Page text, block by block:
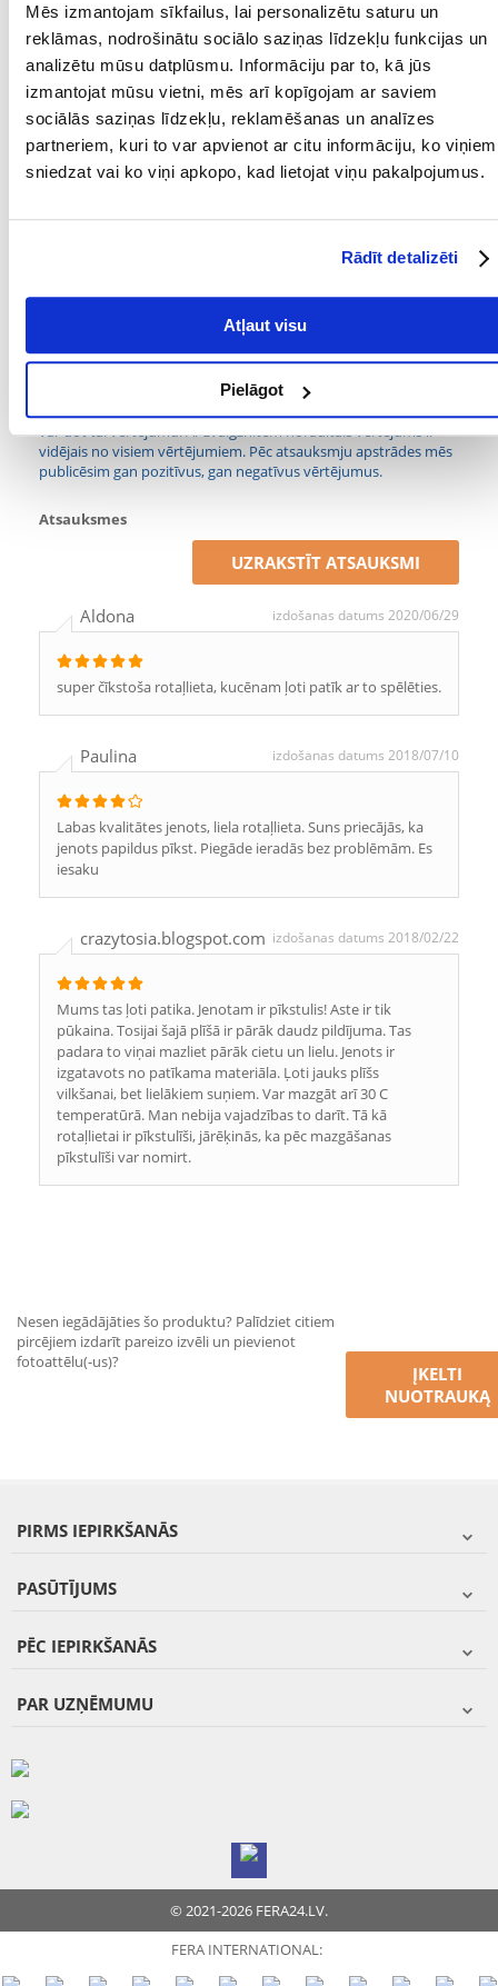
Mēs izmantojam sīkfailus, lai personalizētu saturu un
reklāmas, nodrošinātu sociālo saziņas līdzekļu funkcijas un
analizētu mūsu datplūsmu. Informāciju par to, kā jūs
izmantojat mūsu vietni, mēs arī kopīgojam ar saviem
sociālās saziņas līdzekļu, reklamēšanas un analīzes
partneriem, kuri to var apvienot ar citu informāciju, ko viņiem
sniedzat vai ko viņi apkopo, kad lietojat viņu pakalpojumus.
Rādīt detalizēti
Atļaut visu
Pielāgot
- Universāla lietošana – lieliski piemērota kā mīļlieta, vilkšanas rotaļlieta
un apnesamā rotaļlieta.
Izmēri: 36 cm
Šī Trixie plīša rotaļlieta, kas izskatās kā jenots, nodrošinās jūsu sunim
ilgas stundas aizraujošas un drošas rotaļas. Ideāli piemērota visām
šķirņu suņiem, kas mīl aktīvas nodarbes, vilkšanu un rotaļlietas ar
svilpi.
Parametri
Kādi ir produktu vērtēšanas noteikumi?
Tikai reģistrēti FERA24.LV klienti, kuri ir iegādājušies produktu,
var dot tai vērtējumu. Ar zvaigznītēm norādītais vērtējums ir
vidējais no visiem vērtējumiem. Pēc atsauksmju apstrādes mēs
publicēsim gan pozitīvus, gan negatīvus vērtējumus.
Atsauksmes
UZRAKSTĪT ATSAUKSMI
Aldona izdošanas datums 2020/06/29
super čīkstoša rotaļlieta, kucēnam ļoti patīk ar to spēlēties.
Paulina izdošanas datums 2018/07/10
Labas kvalitātes jenots, liela rotaļlieta. Suns priecājās, ka
jenots papildus pīkst. Piegāde ieradās bez problēmām. Es
iesaku
crazytosia.blogspot.com izdošanas datums 2018/02/22
Mums tas ļoti patika. Jenotam ir pīkstulis! Aste ir tik
pūkaina. Tosijai šajā plīšā ir pārāk daudz pildījuma. Tas
padara to viņai mazliet pārāk cietu un lielu. Jenots ir
izgatavots no patīkama materiāla. Ļoti jauks plīšs
vilkšanai, bet lielākiem suņiem. Var mazgāt arī 30 C
temperatūrā. Man nebija vajadzības to darīt. Tā kā
rotaļlietai ir pīkstulīši, jārēķinās, ka pēc mazgāšanas
pīkstulīši var nomirt.
Nesen iegādājāties šo produktu? Palīdziet citiem
pircējiem izdarīt pareizo izvēli un pievienot
fotoattēlu(-us)?
ĮKELTI
NUOTRAUKĄ
PIRMS IEPIRKŠANĀS
PASŪTĪJUMS
PĒC IEPIRKŠANĀS
PAR UZŅĒMUMU
© 2021-2026 FERA24.LV.
FERA INTERNATIONAL: